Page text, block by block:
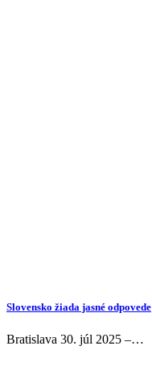
Slovensko žiada jasné odpovede
Bratislava 30. júl 2025 –…